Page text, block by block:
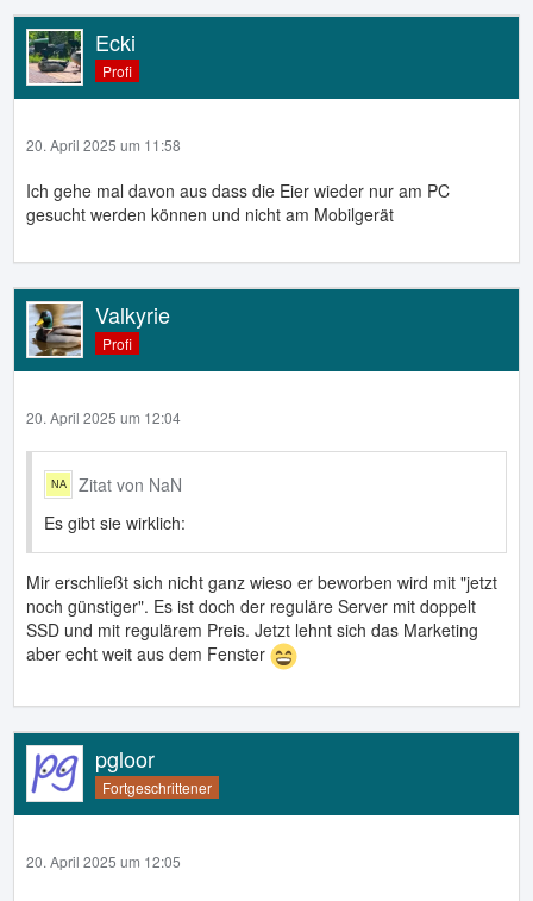
Ecki
Profi
20. April 2025 um 11:58
Ich gehe mal davon aus dass die Eier wieder nur am PC
gesucht werden können und nicht am Mobilgerät
Valkyrie
Profi
20. April 2025 um 12:04
Zitat von NaN
Es gibt sie wirklich:
Mir erschließt sich nicht ganz wieso er beworben wird mit "jetzt
noch günstiger". Es ist doch der reguläre Server mit doppelt
SSD und mit regulärem Preis. Jetzt lehnt sich das Marketing
aber echt weit aus dem Fenster
pgloor
Fortgeschrittener
20. April 2025 um 12:05